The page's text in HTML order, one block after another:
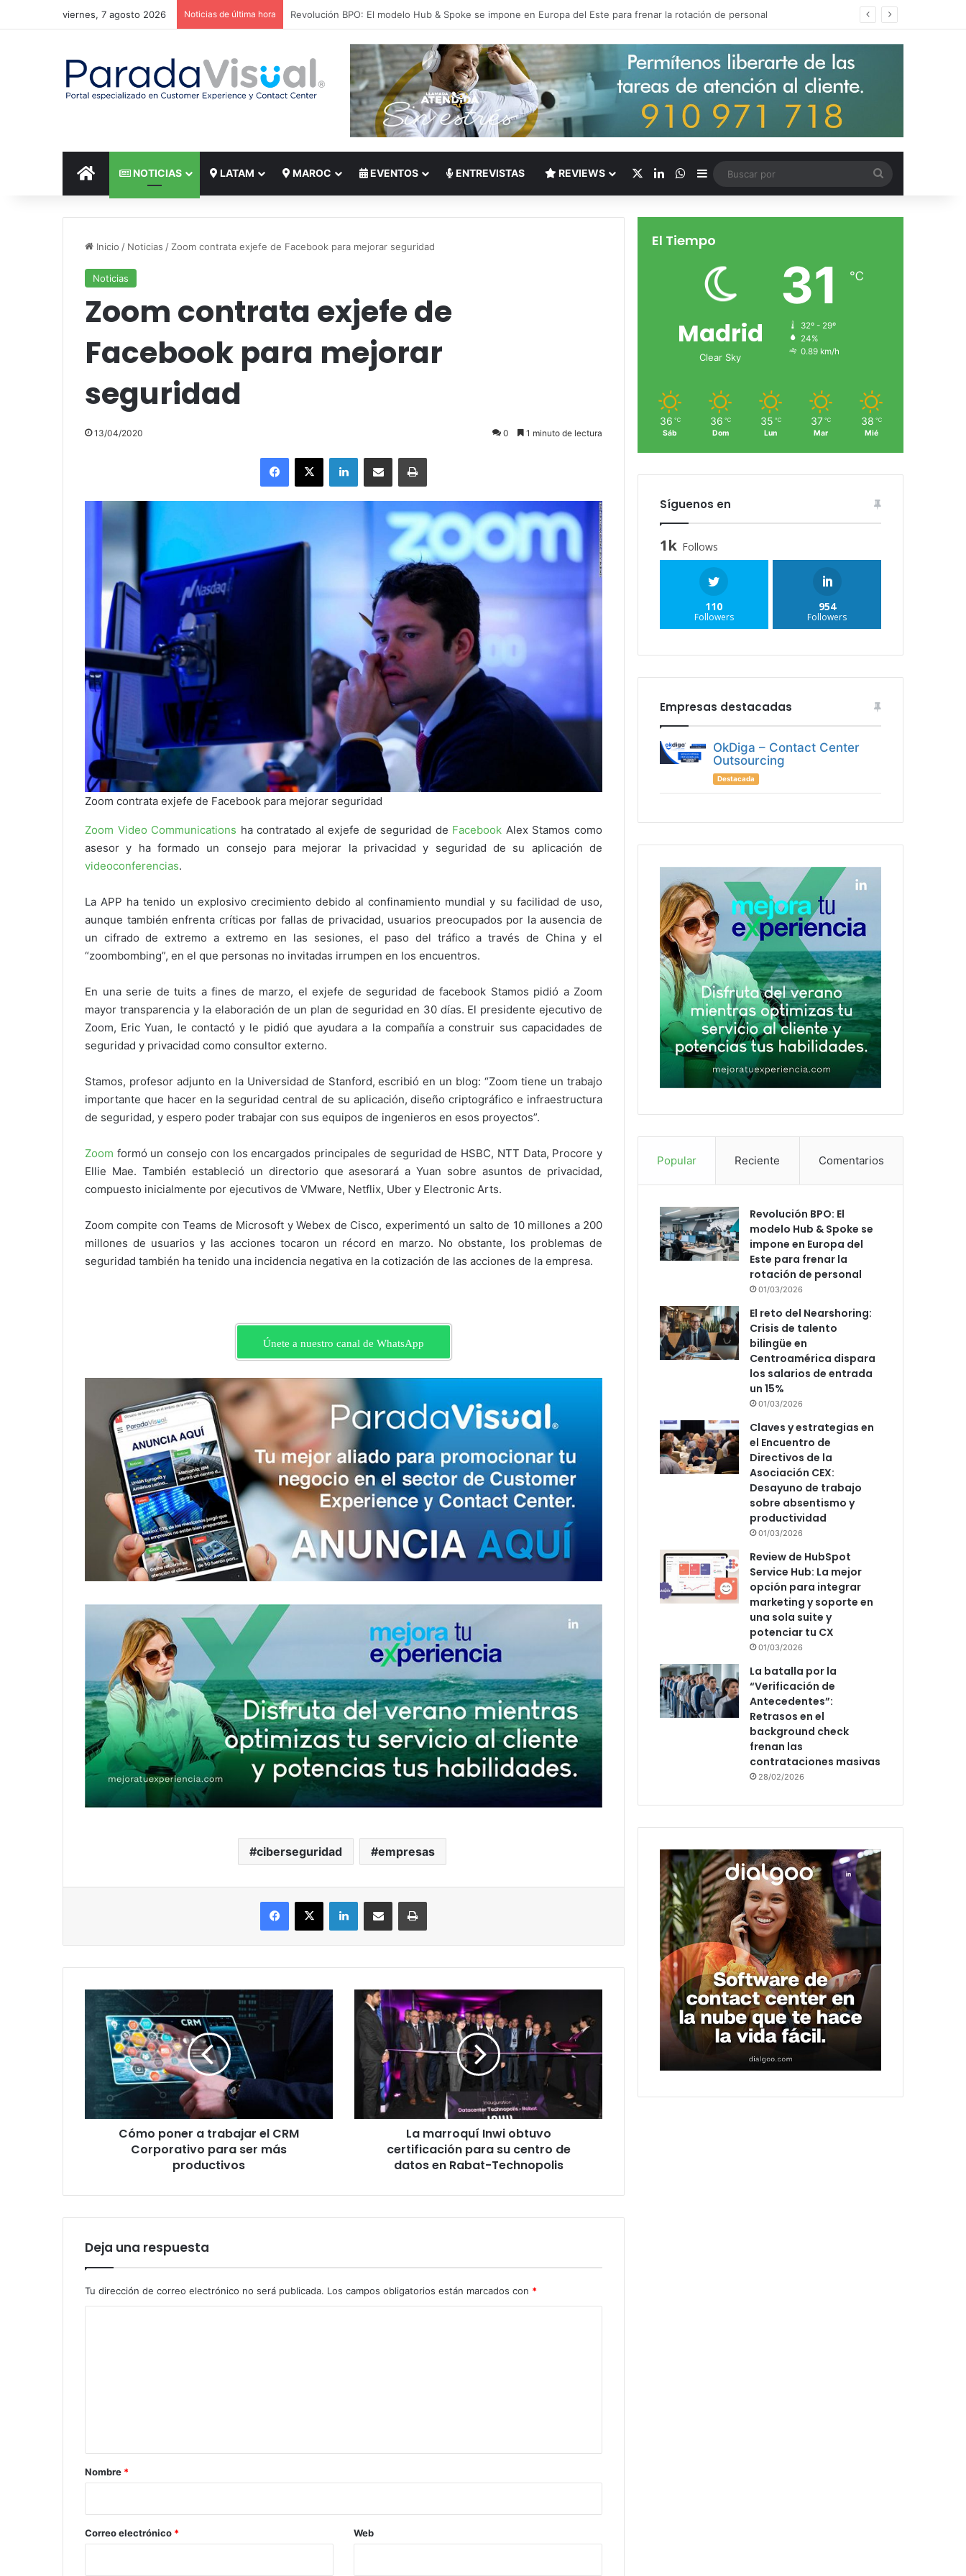
viernes, 7 agosto 2026 Noticias de última hora El reto del Nearshoring: Crisis de talento bilingüe en Centroamérica dispara los salarios de entrada un 15%
INICIO NOTICIAS LATAM MAROC EVENTOS ENTREVISTAS REVIEWS LinkedInWhatsApp
Barra lateral
por
Inicio / Noticias /Zoom contrata exjefe de Facebook para mejorar seguridad
Noticias
Zoom contrata exjefe de
Facebook para mejorar
seguridad
13/04/2020 0 1 minuto de lectura
Facebook
X LinkedInCompartir por correo electrónicoImprimir
Zoom contrata exjefe de Facebook para mejorar seguridad
Zoom Video Communications ha contratado al exjefe de seguridad de Facebook Alex Stamos como
asesor y ha formado un consejo para mejorar la privacidad y seguridad de su aplicación de
videoconferencias.
La APP ha tenido un explosivo crecimiento debido al confinamiento mundial y su facilidad de uso,
aunque también enfrenta críticas por fallas de privacidad, usuarios preocupados por la ausencia de
un cifrado de extremo a extremo en las sesiones, el paso del tráfico a través de China y el
“zoombombing”, en el que personas no invitadas irrumpen en los encuentros.
En una serie de tuits a fines de marzo, el exjefe de seguridad de facebook Stamos pidió a Zoom
mayor transparencia y la elaboración de un plan de seguridad en 30 días. El presidente ejecutivo de
Zoom, Eric Yuan, le contactó y le pidió que ayudara a la compañía a construir sus capacidades de
seguridad y privacidad como consultor externo.
Stamos, profesor adjunto en la Universidad de Stanford, escribió en un blog: “Zoom tiene un trabajo
importante que hacer en la seguridad central de su aplicación, diseño criptográfico e infraestructura
de seguridad, y espero poder trabajar con sus equipos de ingenieros en esos proyectos”.
Zoom formó un consejo con los encargados principales de seguridad de HSBC, NTT Data, Procore y
Ellie Mae. También estableció un directorio que asesorará a Yuan sobre asuntos de privacidad,
compuesto inicialmente por ejecutivos de VMware, Netflix, Uber y Electronic Arts.
Zoom compite con Teams de Microsoft y Webex de Cisco, experimentó un salto de 10 millones a 200
millones de usuarios y las acciones tocaron un récord en marzo. No obstante, los problemas de
seguridad también ha tenido una incidencia negativa en la cotización de las acciones de la empresa.
Únete a nuestro canal de WhatsApp
ciberseguridad empresas
Facebook
X LinkedInCompartir por correo electrónicoImprimir
Cómo
poner
trabajar
Corporativo
ser
productivos
Cómo poner a trabajar el CRM
Corporativo para ser más
productivos
marroquí
Inwi
obtuvo
certificación
para
su
centro
de
La marroquí Inwi obtuvo
certificación para su centro de
datos en Rabat-Technopolis
Deja una respuesta
Tu dirección de correo electrónico no será publicada. Los campos obligatorios están marcados con *
r
*
Nombre *
Correo electrónico * Web
El Tiempo
Madrid
Clear Sky
31 ℃
32º - 29º
24%
0.89 km/h
36 ℃
Sáb
36 ℃
Dom
35 ℃
Lun
37 ℃
Mar
38 ℃
Mié
Síguenos en
1k Follows
110
Followers
954
Followers
Empresas destacadas
OkDiga – Contact Center
Outsourcing
Destacada
Popular Reciente Comentarios
Revolución BPO: El
modelo Hub & Spoke se
impone en Europa del
Este para frenar la
rotación de personal
01/03/2026
El reto del Nearshoring:
Crisis de talento
bilingüe en
Centroamérica dispara
los salarios de entrada
un 15%
01/03/2026
Claves y estrategias en
el Encuentro de
Directivos de la
Asociación CEX:
Desayuno de trabajo
sobre absentismo y
productividad
01/03/2026
Review de HubSpot
Service Hub: La mejor
opción para integrar
marketing y soporte en
una sola suite y
potenciar tu CX
01/03/2026
La batalla por la
“Verificación de
Antecedentes”:
Retrasos en el
background check
frenan las
contrataciones masivas
28/02/2026